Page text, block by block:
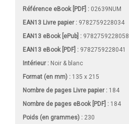
Référence eBook [PDF] : 02639NUM
EAN13 Livre papier : 9782759228034
EAN13 eBook [ePub] : 9782759228058
EAN13 eBook [PDF] : 9782759228041
Intérieur : Noir & blanc
Format (en mm) : 135 x 215
Nombre de pages Livre papier: 184
Nombre de pages eBook [PDF] : 184
Poids (en grammes) : 230